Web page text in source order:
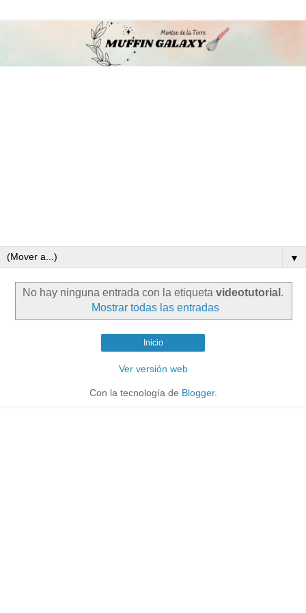
▼
No hay ninguna entrada con la etiqueta videotutorial .
Mostrar todas las entradas
Inicio
Ver versión web
Con la tecnología de Blogger.